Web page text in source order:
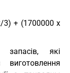
3) + (1700000 х
які